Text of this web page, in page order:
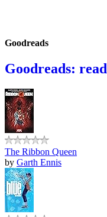
Goodreads
Goodreads: read
The Ribbon Queen
by Garth Ennis